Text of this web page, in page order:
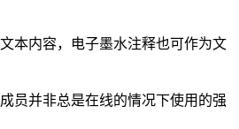
本内容，电子墨水注释也可作为文
员并非总是在线的情况下使用的强